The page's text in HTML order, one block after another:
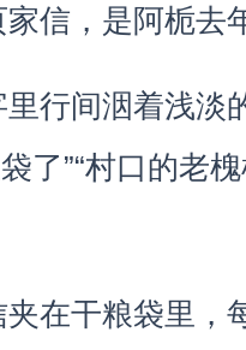
信，是阿栀去
里行间洇着浅
了”“村口的老
在干粮袋里，